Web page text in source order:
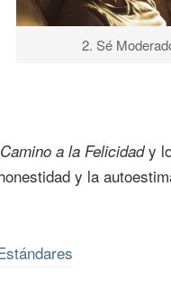
2. Sé
a la Felicidady
y la